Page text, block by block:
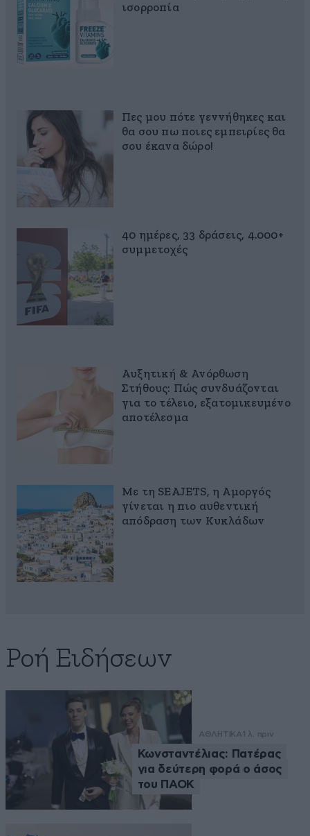
ισορροπία
Πες μου πότε γεννήθηκες και
θα σου πω ποιες εμπειρίες θα
σου έκανα δώρο!
40 ημέρες, 33 δράσεις, 4.000+
συμμετοχές
Αυξητική & Ανόρθωση
Στήθους: Πώς συνδυάζονται
για το τέλειο, εξατομικευμένο
αποτέλεσμα
Με τη SEAJETS, η Αμοργός
γίνεται η πιο αυθεντική
απόδραση των Κυκλάδων
Ροή Ειδήσεων
ΑΘΛΗΤΙΚΑ 1 λ. πριν
Κωνσταντέλιας: Πατέρας
για δεύτερη φορά ο άσος
του ΠΑΟΚ